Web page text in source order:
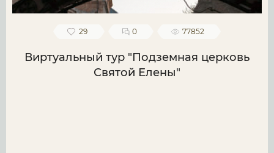
29 0 77852
Виртуальный тур "Подземная церковь
Святой Елены"